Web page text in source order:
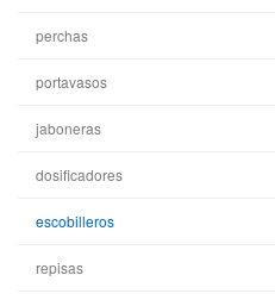
perchas
portavasos
jaboneras
dosificadores
escobilleros
repisas